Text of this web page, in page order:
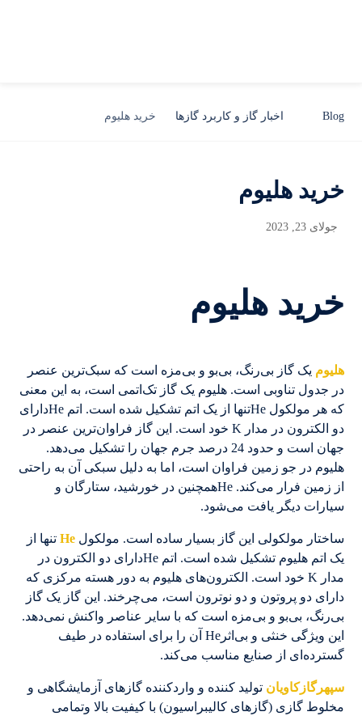
Blog اخبار گاز و کاربرد گازها خرید هلیوم
خرید هلیوم
جولای 23, 2023
خرید هلیوم
هلیوم یک گاز بی‌رنگ، بی‌بو و بی‌مزه است که سبک‌ترین عنصر
در جدول تناوبی است. هلیوم یک گاز تک‌اتمی است، به این معنی
که هر مولکول Heتنها از یک اتم تشکیل شده است. اتم Heدارای
دو الکترون در مدار K خود است. این گاز فراوان‌ترین عنصر در
جهان است و حدود 24 درصد جرم جهان را تشکیل می‌دهد.
هلیوم در جو زمین فراوان است، اما به دلیل سبکی آن به راحتی
از زمین فرار می‌کند. Heهمچنین در خورشید، ستارگان و
سیارات دیگر یافت می‌شود.
ساختار مولکولی این گاز بسیار ساده است. مولکولHe تنها از
یک اتم هلیوم تشکیل شده است. اتم Heدارای دو الکترون در
مدار K خود است. الکترون‌های هلیوم به دور هسته مرکزی که
دارای دو پروتون و دو نوترون است، می‌چرخند. این گاز یک گاز
بی‌رنگ، بی‌بو و بی‌مزه است که با سایر عناصر واکنش نمی‌دهد.
این ویژگی خنثی و بی‌اثرHe آن را برای استفاده در طیف
گسترده‌ای از صنایع مناسب می‌کند.
سپهرگازکاویان تولید کننده و واردکننده گازهای آزمایشگاهی و
مخلوط گازی (گازهای کالیبراسیون) با کیفیت بالا وتمامی